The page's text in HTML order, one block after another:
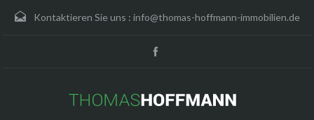
Kontaktieren Sie uns : info@thomas-hoffmann-immobilien.de